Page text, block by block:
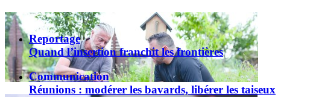
Reportage
Quand l’insertion franchit les frontières
Communication
Réunions : modérer les bavards, libérer les taiseux